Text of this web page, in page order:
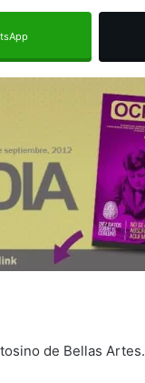
de Bellas Artes.